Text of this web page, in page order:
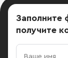
Заполните
получите